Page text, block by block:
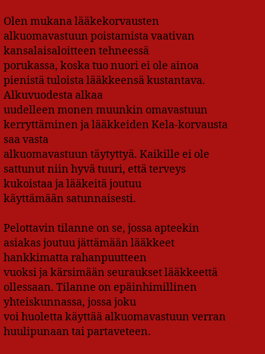
Olen mukana lääkekorvausten
alkuomavastuun poistamista vaativan
kansalaisaloitteen tehneessä
porukassa, koska tuo nuori ei ole ainoa
pienistä tuloista lääkkeensä kustantava.
Alkuvuodesta alkaa
uudelleen monen muunkin omavastuun
kerryttäminen ja lääkkeiden Kela-korvausta
saa vasta
alkuomavastuun täytyttyä. Kaikille ei ole
sattunut niin hyvä tuuri, että terveys
kukoistaa ja lääkeitä joutuu
käyttämään satunnaisesti.
Pelottavin tilanne on se, jossa apteekin
asiakas joutuu jättämään lääkkeet
hankkimatta rahanpuutteen
vuoksi ja kärsimään seuraukset lääkkeettä
ollessaan. Tilanne on epäinhimillinen
yhteiskunnassa, jossa joku
voi huoletta käyttää alkuomavastuun verran
huulipunaan tai partaveteen.